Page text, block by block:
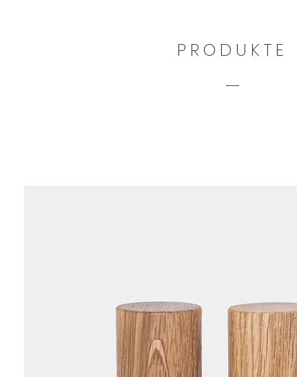
PRODUKTE